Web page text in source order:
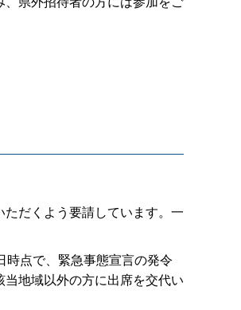
だくよう要請しています。一
点で、緊急事態宣言の発令
地域以外の方に出席を交代い